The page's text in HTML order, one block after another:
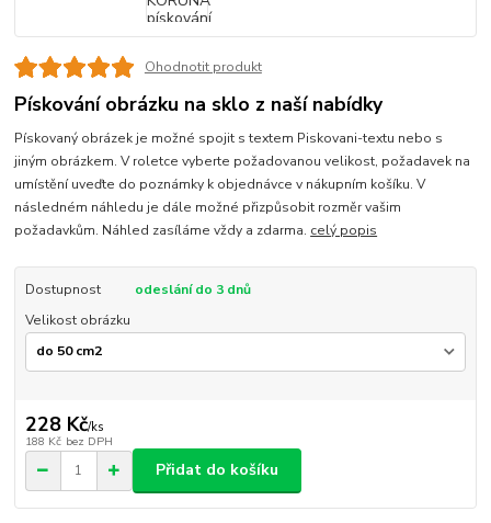
Ohodnotit produkt
Pískování obrázku na sklo z naší nabídky
Pískovaný obrázek je možné spojit s textem Piskovani-textu nebo s
jiným obrázkem. V roletce vyberte požadovanou velikost, požadavek na
umístění uveďte do poznámky k objednávce v nákupním košíku. V
následném náhledu je dále možné přizpůsobit rozměr vašim
požadavkům. Náhled zasíláme vždy a zdarma. celý popis
Dostupnost
odeslání do 3 dnů
Velikost obrázku
228 Kč/ks
188 Kč bez DPH
Přidat do košíku